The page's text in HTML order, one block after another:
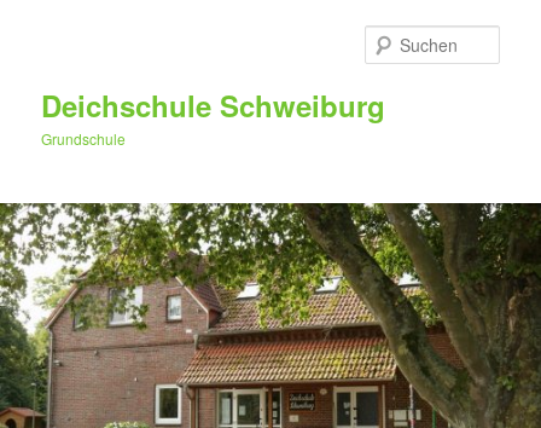
Deichschule Schweiburg
Grundschule